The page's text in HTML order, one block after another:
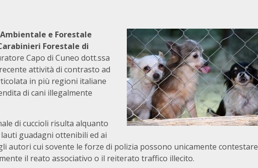
e Forestale
Forestale di
Capo di Cuneo dott.ssa
attività di contrasto ad
in più regioni italiane
di cani illegalmente
di cuccioli risulta alquanto
guadagni ottenibili ed ai
autori cui sovente le forze di polizia possono unicamente contestare
il reato associativo o il reiterato traffico illecito.